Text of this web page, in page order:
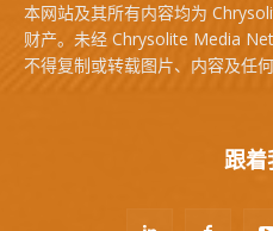
本网站及其所有内容均为
财产。未经 Chrysolite Media
不得复制或转载图片、内容及任何
跟着